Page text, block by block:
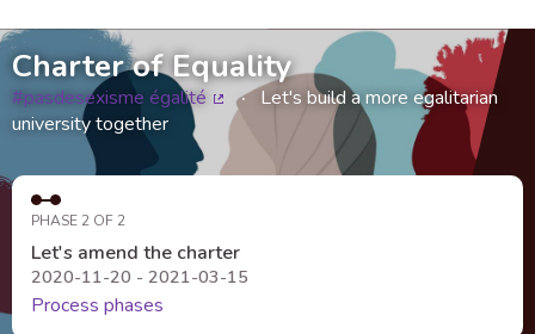
Charter of Equality
#pasdesexisme égalité
(External link)
Let's build a more egalitarian
university together
PHASE 2 OF 2
Let's amend the charter
2020-11-20 - 2021-03-15
Process phases